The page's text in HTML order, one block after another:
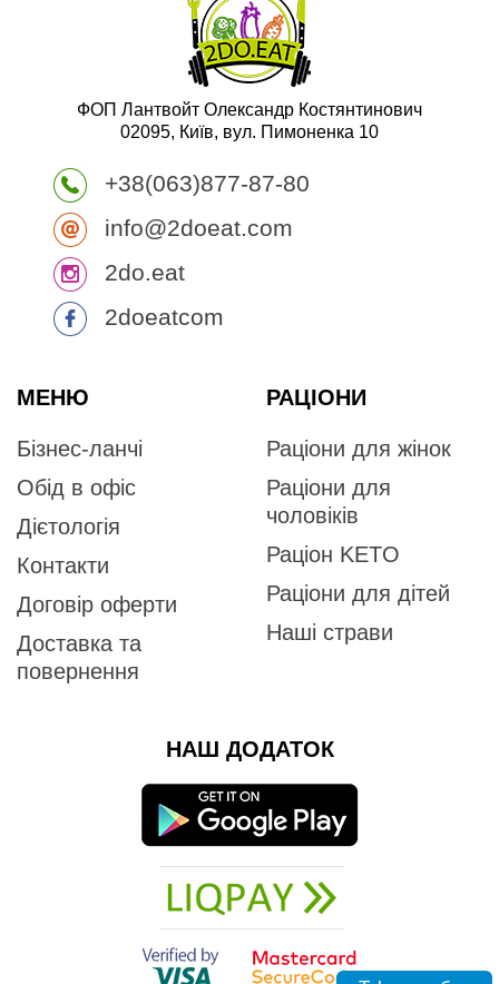
ФОП Лантвойт Олександр Костянтинович
02095, Київ, вул. Пимоненка 10
+38(063)877-87-80
info@2doeat.com
2do.eat
2doeatcom
МЕНЮ
Бізнес-ланчі
Обід в офіс
Дієтологія
Контакти
Договір оферти
Доставка та
повернення
РАЦІОНИ
Раціони для жінок
Раціони для
чоловіків
Раціон KETO
Раціони для дітей
Наші страви
НАШ ДОДАТОК